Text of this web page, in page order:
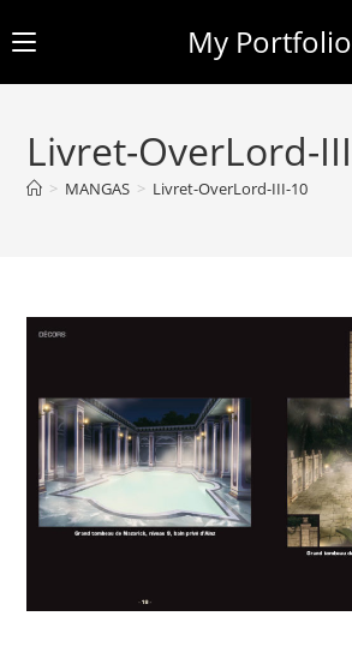
content
My Portfolio
Livret-OverLord-
> MANGAS > Livret-OverLord-III-10